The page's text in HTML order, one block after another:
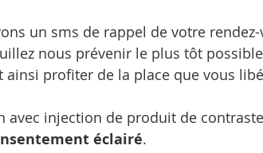
un sms de rappel de votre rendez-
nous prévenir le plus tôt
profiter de la place que vous
avec injection de produit de
éclairé.